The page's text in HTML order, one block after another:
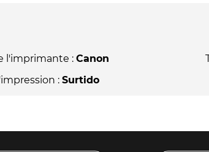
l'imprimante : Canon
: Surtido